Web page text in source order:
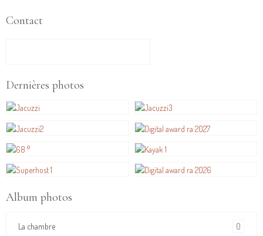
Contact
Dernières photos
Album photos
La chambre 0